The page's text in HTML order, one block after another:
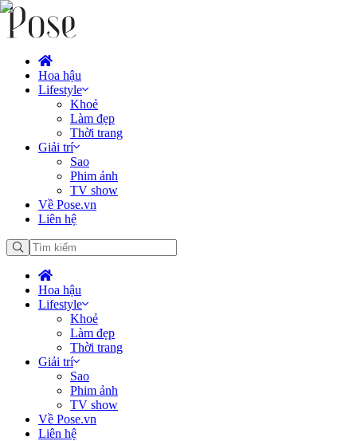
Hoa hậu
Lifestyle
Khoẻ
Làm đẹp
Thời trang
Giải trí
Sao
Phim ảnh
TV show
Về Pose.vn
Liên hệ
Hoa hậu
Lifestyle
Khoẻ
Làm đẹp
Thời trang
Giải trí
Sao
Phim ảnh
TV show
Về Pose.vn
Liên hệ